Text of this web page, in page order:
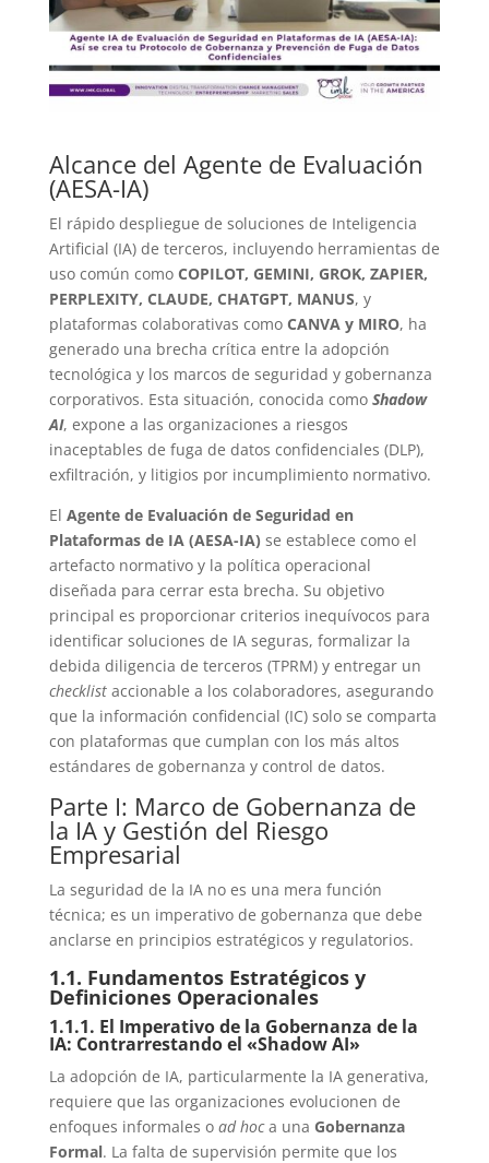
Alcance del Agente de Evaluación
(AESA-IA)
El rápido despliegue de soluciones de Inteligencia
Artificial (IA) de terceros, incluyendo herramientas de
uso común como COPILOT, GEMINI, GROK, ZAPIER,
PERPLEXITY, CLAUDE, CHATGPT, MANUS, y
plataformas colaborativas como CANVA y MIRO, ha
generado una brecha crítica entre la adopción
tecnológica y los marcos de seguridad y gobernanza
corporativos. Esta situación, conocida como Shadow
AI, expone a las organizaciones a riesgos
inaceptables de fuga de datos confidenciales (DLP),
exfiltración, y litigios por incumplimiento normativo.
El Agente de Evaluación de Seguridad en
Plataformas de IA (AESA-IA) se establece como el
artefacto normativo y la política operacional
diseñada para cerrar esta brecha. Su objetivo
principal es proporcionar criterios inequívocos para
identificar soluciones de IA seguras, formalizar la
debida diligencia de terceros (TPRM) y entregar un
checklistaccionable a los colaboradores, asegurando
que la información confidencial (IC) solo se comparta
con plataformas que cumplan con los más altos
estándares de gobernanza y control de datos.
Parte I: Marco de Gobernanza de
la IA y Gestión del Riesgo
Empresarial
La seguridad de la IA no es una mera función
técnica; es un imperativo de gobernanza que debe
anclarse en principios estratégicos y regulatorios.
1.1. Fundamentos Estratégicos y
Definiciones Operacionales
1.1.1. El Imperativo de la Gobernanza de la
IA: Contrarrestando el «Shadow AI»
La adopción de IA, particularmente la IA generativa,
requiere que las organizaciones evolucionen de
enfoques informales o ad hoca una Gobernanza
Formal. La falta de supervisión permite que los